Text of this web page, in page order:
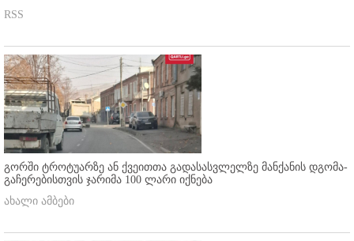
RSS
გორში ტროტუარზე ან ქვეითთა გადასასვლელზე მანქანის დგომა-
გაჩერებისთვის ჯარიმა 100 ლარი იქნება
ახალი ამბები